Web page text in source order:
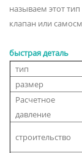
называем этот
клапан или
быстрая деталь
тип
размер
Расчетное
давление
строительство